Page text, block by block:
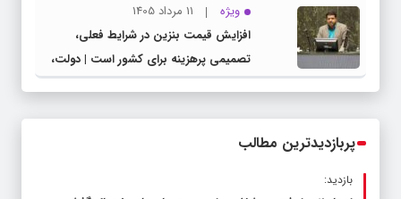
ویژه
11 مرداد 1405
افزایش قیمت بنزین در شرایط فعلی،
تصمیمی پرهزینه برای کشور است | دولت،
قاچاق سوخت و عوامل اصلی ناترازی را
پربازدیدترین مطالب
بازدید: